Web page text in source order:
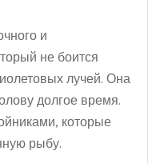
и
не боится
лучей. Она
долгое время.
которые
рыбу.